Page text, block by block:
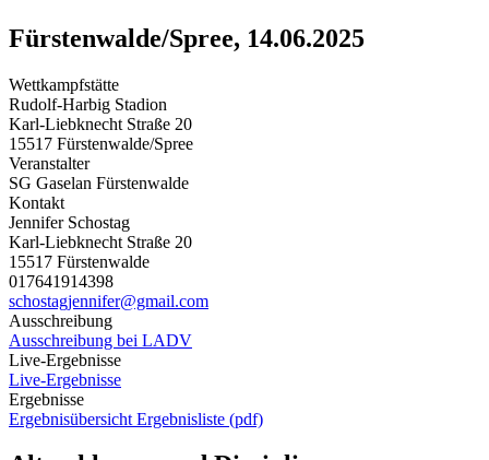
Fürstenwalde/Spree, 14.06.2025
Wettkampfstätte
Rudolf-Harbig Stadion
Karl-Liebknecht Straße 20
15517 Fürstenwalde/Spree
Veranstalter
SG Gaselan Fürstenwalde
Kontakt
Jennifer Schostag
Karl-Liebknecht Straße 20
15517 Fürstenwalde
017641914398
schostagjennifer@gmail.com
Ausschreibung
Ausschreibung bei LADV
Live-Ergebnisse
Live-Ergebnisse
Ergebnisse
Ergebnisübersicht Ergebnisliste (pdf)